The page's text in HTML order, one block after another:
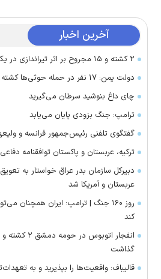
آخرین اخبار
۲ کشته و ۱۵ مجروح بر اثر تیراندازی در یک مدرسه در تایلند
دولت یمن: ۱۷ نفر در حمله حوثی‌ها کشته شدند
چای داغ بنوشید سرطان می‌گیرید
ترامپ: جنگ بزودی پایان می‌یابد
گفتگوی تلفنی رئیس‌جمهور فرانسه و
ترکیه، عربستان و پاکستان توافقنامه
دبیرکل سازمان بدر عراق خواستار به
عربستان و آمریکا شد
روز ۱۶۰ جنگ | ترامپ: ایران همچنان
کند
گذاشت
قالیباف: واقعیت‌ها را بپذیرید و به